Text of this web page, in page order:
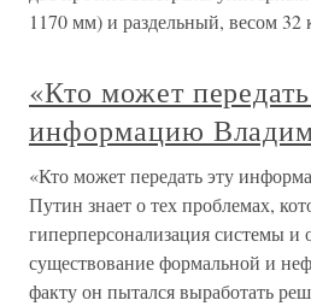
1170 мм) и раздельный, весом 32
«Кто может
информацию
«Кто может передать эту
Путин знает о тех проблемах,
гиперперсонализация системы и
существование формальной и
факту он пытался выработать